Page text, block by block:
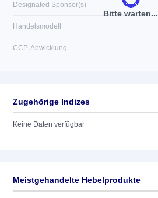
Bitte warten...
Designated Sponsor(s)
Handelsmodell
CCP-Abwicklung
Zugehörige Indizes
Keine Daten verfügbar
Meistgehandelte Hebelprodukte